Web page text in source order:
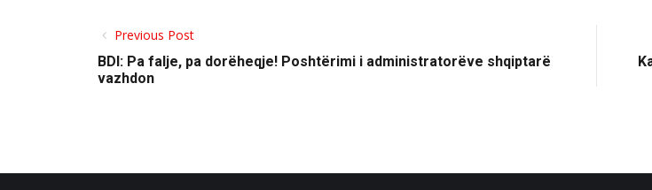
Previous Post
BDI: Pa falje, pa dorëheqje! Poshtërimi i administratorëve shqiptarë
vazhdon